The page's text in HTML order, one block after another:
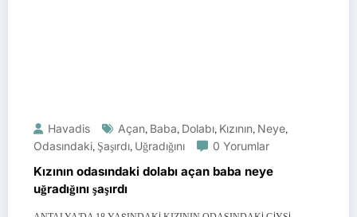
Havadis Açan, Baba, Dolabı, Kızının, Neye,
Odasındaki, Şaşırdı, Uğradığını 0 Yorumlar
Kızının odasındaki dolabı açan baba neye
uğradığını şaşırdı